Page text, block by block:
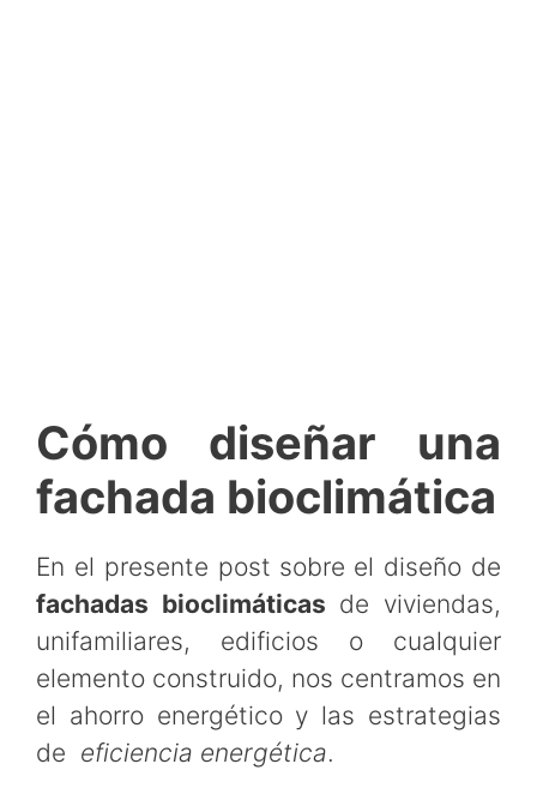
Cómo diseñar una
fachada bioclimática
En el presente post sobre el diseño de
fachadas bioclimáticas de viviendas,
unifamiliares, edificios o cualquier
elemento construido, nos centramos en
el ahorro energético y las estrategias
de eficiencia energética.